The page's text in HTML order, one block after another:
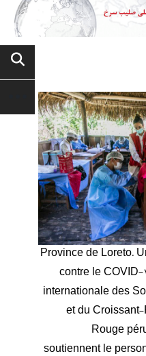
Province de Loreto.
contre le COVID-
internationale des
et du
Rouge
soutiennent le